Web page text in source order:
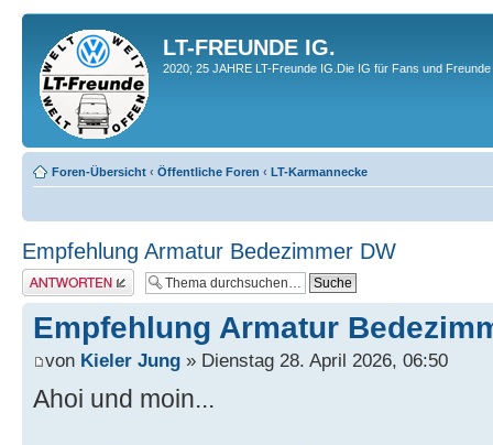
LT-FREUNDE IG.
2020; 25 JAHRE LT-Freunde IG.Die IG für Fans und
Foren-Übersicht ‹ Öffentliche Foren ‹ LT-Karmannecke
Empfehlung Armatur Bedezimmer DW
Antwort erstellen
Empfehlung Armatur
von Kieler Jung » Dienstag 28. April 2026, 06:50
Ahoi und moin...